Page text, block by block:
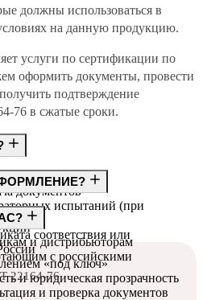
должны использоваться в
на данную продукцию.
услуги по сертификации по
оформить документы, провести
подтверждение
76 в сжатые сроки.
ГОСТ
документов
испытаний (при
соответствия или
и дистрибьюторам
с российскими
«под ключ»
и юридическая прозрачность
и проверка документов
22164-76